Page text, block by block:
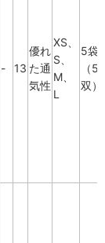
- 13
優れ
た通
気性
XS、
S、
M、
L
5袋
（50
双）